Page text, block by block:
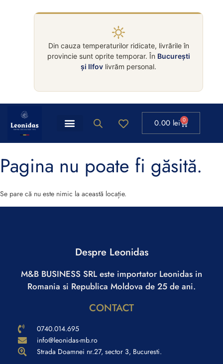
Din cauza temperaturilor ridicate, livrările în
provincie sunt oprite temporar. În București
și Ilfov livrăm personal.
0.00 lei 0
Pagina nu poate fi găsită.
Se pare că nu este nimic la această locație.
Despre Leonidas
M&B BUSINESS SRL este importator Leonidas in
Romania si Republica Moldova de 25 de ani.
CONTACT
0740.014.695
info@leonidas-mb.ro
Strada Doamnei nr.27, sector 3, Bucuresti.